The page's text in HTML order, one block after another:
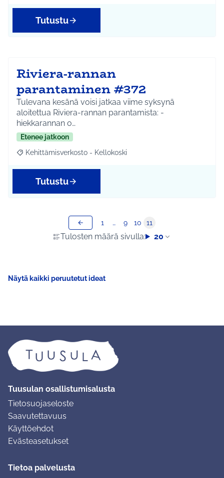
Tutustu
Riviera-rannan
parantaminen #372
Tulevana kesänä voisi jatkaa viime syksynä
aloitettua Riviera-rannan parantamista: -
hiekkarannan o…
Etenee jatkoon
Rajaa tulokset aihepiirin mukaan: Kehittämisverkosto -
Kehittämisverkosto - Kellokoski
Tutustu
Tulosten määrä sivulla: 20
1 … 9 10 11
Näytä kaikki peruutetut ideat
Tuusulan osallistumisalusta
Tietosuojaseloste
Saavutettavuus
Käyttöehdot
Evästeasetukset
Tietoa palvelusta